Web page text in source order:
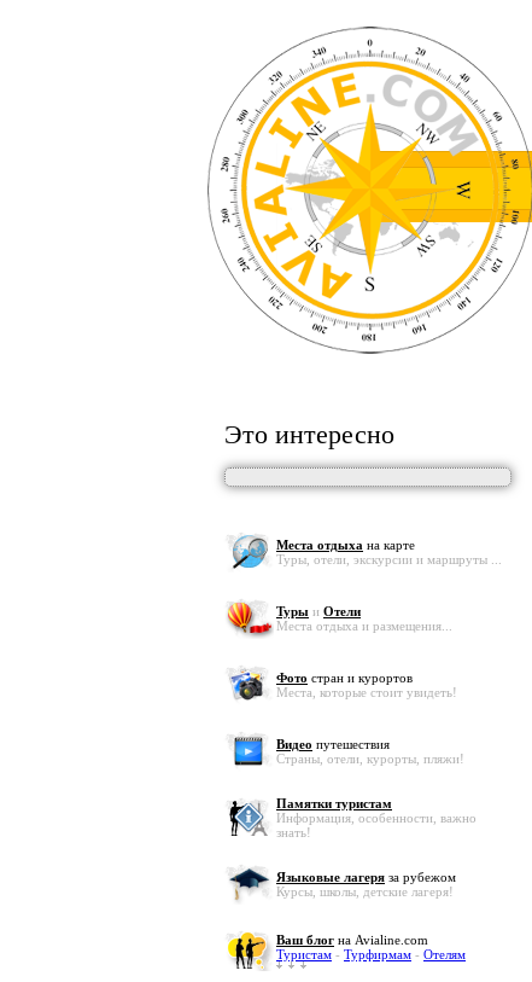
Это интересно
Места отдыха на карте
Туры, отели, экскурсии и маршруты ...
Туры и Отели
Места отдыха и размещения...
Фото стран и курортов
Места, которые стоит увидеть!
Видео путешествия
Страны, отели, курорты, пляжи!
Памятки туристам
Информация, особенности, важно
знать!
Языковые лагеря за рубежом
Курсы, школы, детские лагеря!
Ваш блог на Avialine.com
Туристам - Турфирмам - Отелям